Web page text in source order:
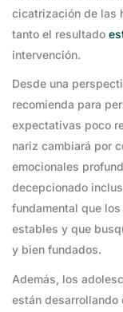
cicatrización de las
tanto el resultado
intervención.
Desde una
recomienda para
expectativas poco
nariz cambiará por
emocionales
decepcionado
fundamental que
estables y que
y bien fundados.
Además, los
están desarrollando